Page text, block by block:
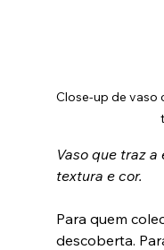
Close-up de vaso
Vaso que traz
textura e cor.
Para quem
descoberta.